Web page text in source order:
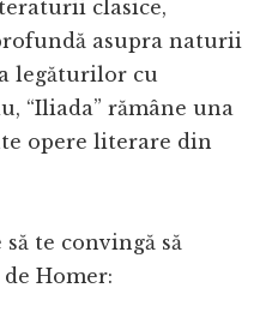
clasice,
asupra naturii
legăturilor cu
“Iliada” rămâne una
opere literare din
te convingă să
Homer: